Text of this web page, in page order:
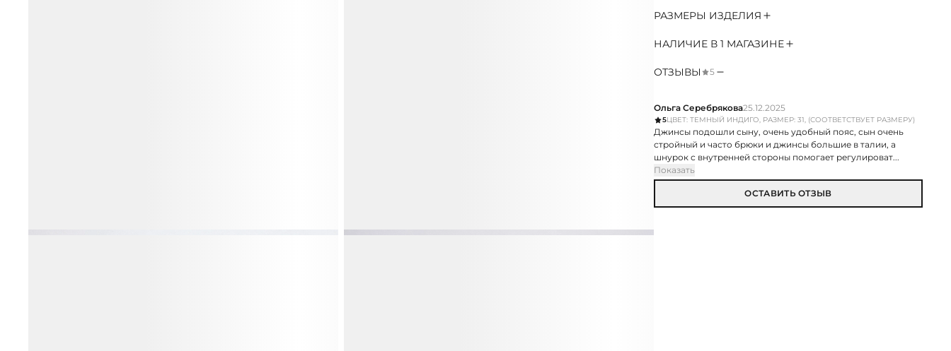
РАЗМЕРЫ ИЗДЕЛИЯ
НАЛИЧИЕ В 1 МАГАЗИНЕ
ОТЗЫВЫ 5
Ольга Серебрякова25.12.2025
5ЦВЕТ: ТЕМНЫЙ ИНДИГО, РАЗМЕР: 31, (СООТВЕТСТВУЕТ РАЗМЕРУ)
Джинсы подошли сыну, очень удобный пояс, сын очень
стройный и часто брюки и джинсы большие в талии, а
шнурок с внутренней стороны помогает регулироват...
Показать
ОСТАВИТЬ ОТЗЫВ